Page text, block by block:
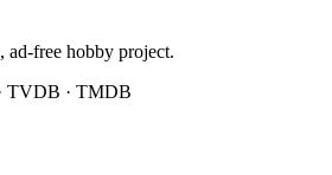
free hobby project.
TVDB · TMDB